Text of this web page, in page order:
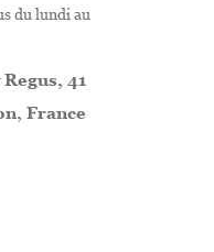
du lundi au
41
France